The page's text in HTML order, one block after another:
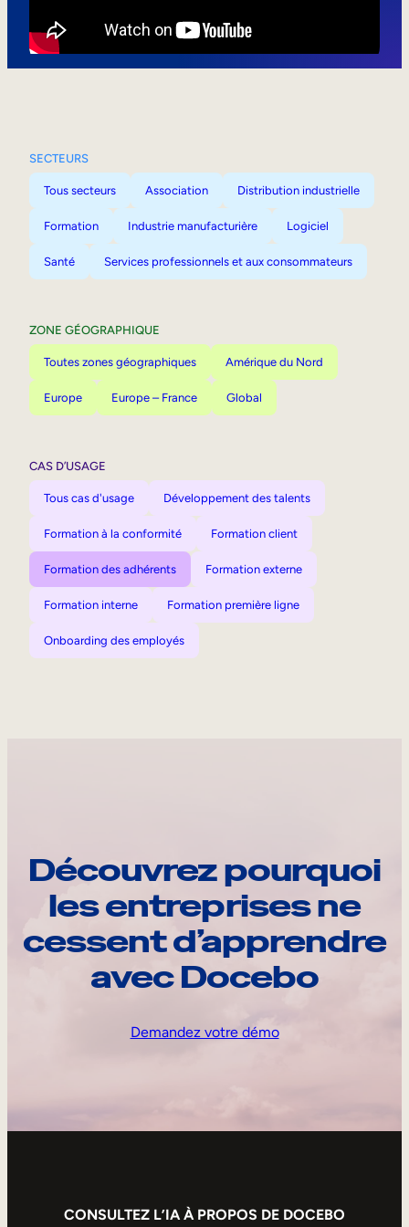
SECTEURS
Tous secteurs Association Distribution industrielle
Formation Industrie manufacturière Logiciel
Santé Services professionnels et aux consommateurs
ZONE GÉOGRAPHIQUE
Toutes zones géographiques Amérique du Nord
Europe Europe – France Global
CAS D’USAGE
Tous cas d'usage Développement des talents
Formation à la conformité Formation client
Formation des adhérents Formation externe
Formation interne Formation première ligne
Onboarding des employés
Découvrez pourquoi
les entreprises ne
cessent d’apprendre
avec Docebo
Demandez votre démo
CONSULTEZ L’IA À PROPOS DE DOCEBO